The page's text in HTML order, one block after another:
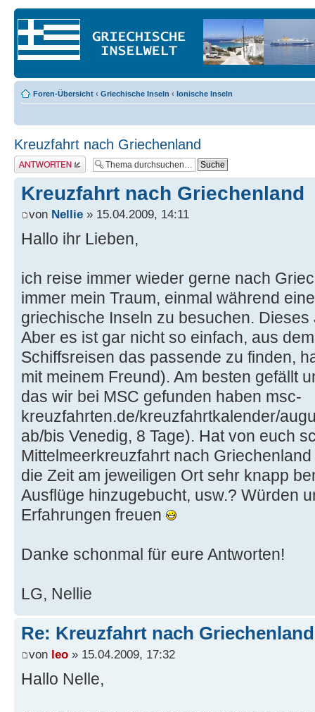
Foren-Übersicht ‹ Griechische Inseln ‹ Ionische Inseln
Kreuzfahrt nach Griechenland
Antwort erstellen
Kreuzfahrt nach Griechenland
von Nellie » 15.04.2009, 14:11
Hallo ihr Lieben,
ich reise immer wieder gerne nach
immer mein Traum, einmal während
griechische Inseln zu besuchen.
Aber es ist gar nicht so einfach, aus
Schiffsreisen das passende zu finden,
mit meinem Freund). Am besten gefällt
das wir bei MSC gefunden haben msc-
kreuzfahrten.de/kreuzfahrtkalender/
ab/bis Venedig, 8 Tage). Hat von euch
Mittelmeerkreuzfahrt nach
die Zeit am jeweiligen Ort sehr knapp
Ausflüge hinzugebucht, usw.? Würden
Erfahrungen freuen
Danke schonmal für eure Antworten!
LG, Nellie
Re: Kreuzfahrt nach Griechenland
von leo » 15.04.2009, 17:32
Hallo Nelle,